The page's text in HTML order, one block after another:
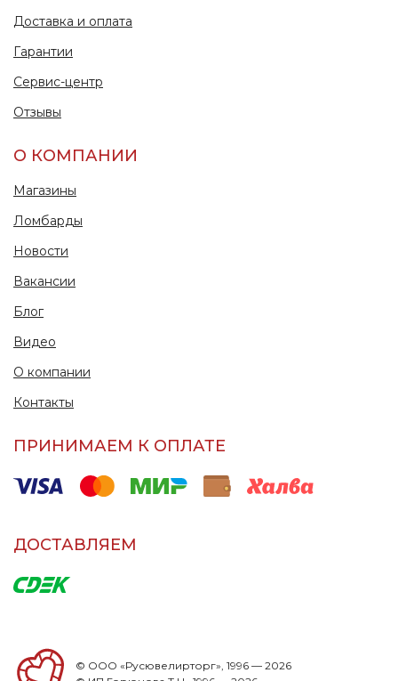
Доставка и оплата
Гарантии
Сервис-центр
Отзывы
О КОМПАНИИ
Магазины
Ломбарды
Новости
Вакансии
Блог
Видео
О компании
Контакты
ПРИНИМАЕМ К ОПЛАТЕ
ДОСТАВЛЯЕМ
© ООО «Русювелирторг», 1996 — 2026